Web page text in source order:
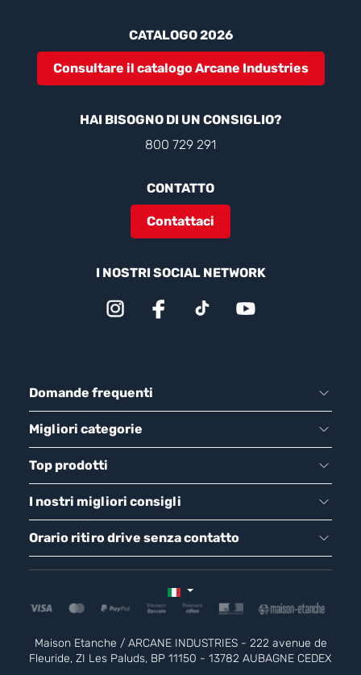
CATALOGO 2026
Consultare il catalogo Arcane Industries
HAI BISOGNO DI UN CONSIGLIO?
800 729 291
CONTATTO
Contattaci
I NOSTRI SOCIAL NETWORK
Domande frequenti
Migliori categorie
Top prodotti
I nostri migliori consigli
Orario ritiro drive senza contatto
Maison Etanche / ARCANE INDUSTRIES - 222 avenue de
Fleuride, ZI Les Paluds, BP 11150 - 13782 AUBAGNE CEDEX